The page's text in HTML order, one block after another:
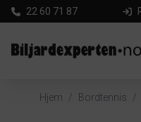
22 60 71 87
Hjem / Bordtennis /